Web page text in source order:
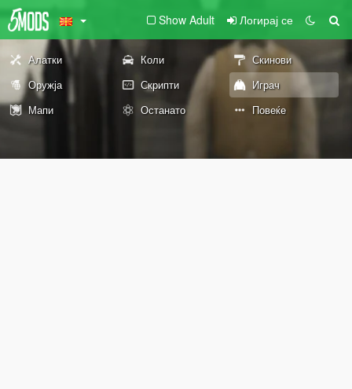
Show Adult Логирај се
Алатки Коли
Скинови
Оружја
Скрипти
Играч
Мапи
Останато Повеќе